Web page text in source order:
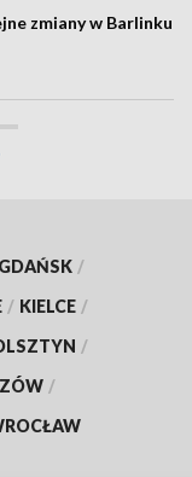
zmiany w Barlinku
GDAŃSK /
/ KIELCE /
/
/